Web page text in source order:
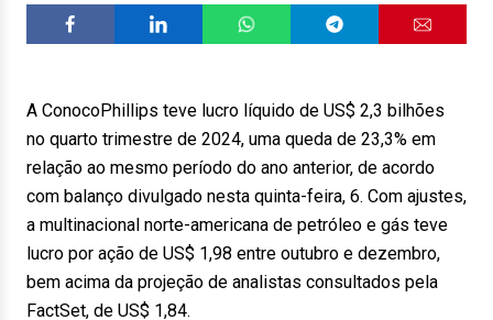
A ConocoPhillips teve lucro líquido de US$ 2,3 bilhões
no quarto trimestre de 2024, uma queda de 23,3% em
relação ao mesmo período do ano anterior, de acordo
com balanço divulgado nesta quinta-feira, 6. Com ajustes,
a multinacional norte-americana de petróleo e gás teve
lucro por ação de US$ 1,98 entre outubro e dezembro,
bem acima da projeção de analistas consultados pela
FactSet, de US$ 1,84.